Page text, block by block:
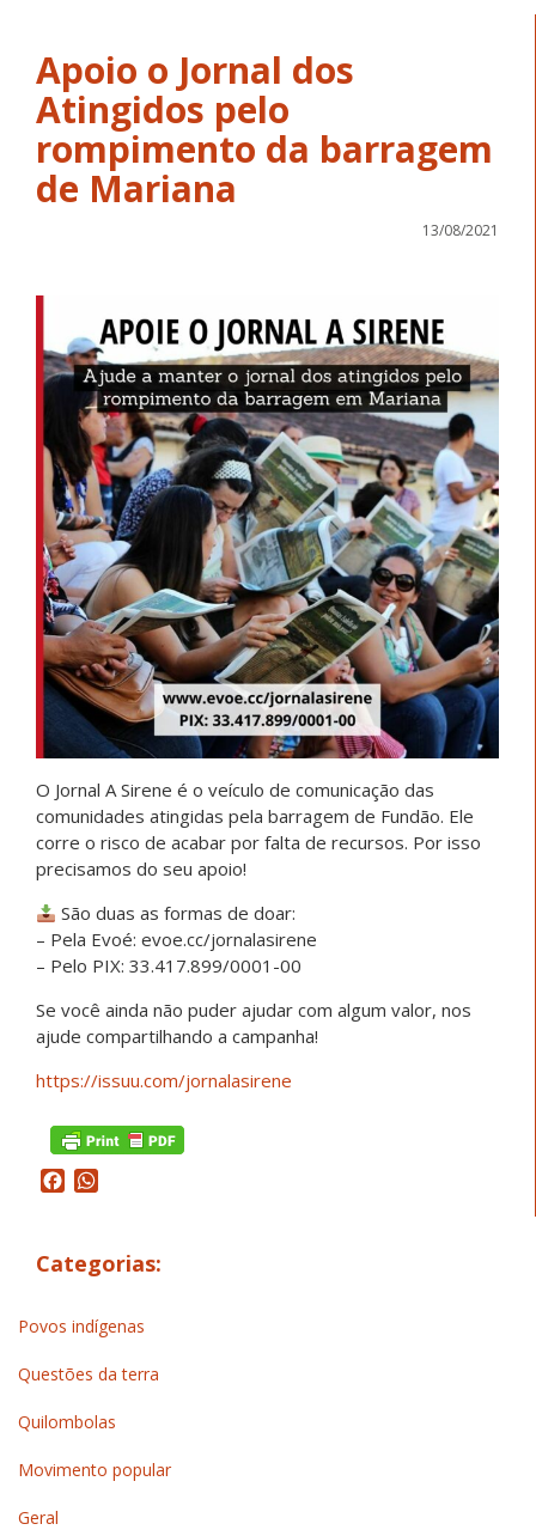
Apoio o Jornal dos
Atingidos pelo
rompimento da barragem
de Mariana
13/08/2021
O Jornal A Sirene é o veículo de comunicação das
comunidades atingidas pela barragem de Fundão. Ele
corre o risco de acabar por falta de recursos. Por isso
precisamos do seu apoio!
São duas as formas de doar:
– Pela Evoé: evoe.cc/jornalasirene
– Pelo PIX: 33.417.899/0001-00
Se você ainda não puder ajudar com algum valor, nos
ajude compartilhando a campanha!
https://issuu.com/jornalasirene
Facebook
Categorias:
Povos indígenas
Questões da terra
Quilombolas
Movimento popular
Geral